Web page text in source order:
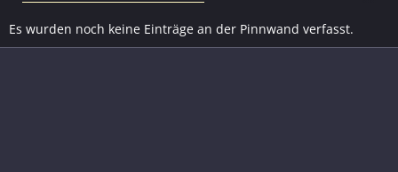
Es wurden noch keine Einträge an der Pinnwand verfasst.